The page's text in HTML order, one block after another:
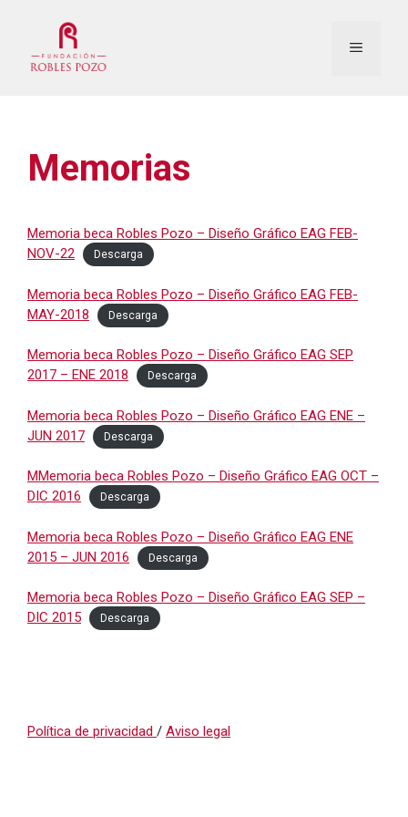
Menú
Memorias
Memoria beca Robles Pozo – Diseño Gráfico EAG FEB-
NOV-22
Descarga
Memoria beca Robles Pozo – Diseño Gráfico EAG FEB-
MAY-2018
Descarga
Memoria beca Robles Pozo – Diseño Gráfico EAG SEP
2017 – ENE 2018
Descarga
Memoria beca Robles Pozo – Diseño Gráfico EAG ENE –
JUN 2017
Descarga
MMemoria beca Robles Pozo – Diseño Gráfico EAG OCT –
DIC 2016
Descarga
Memoria beca Robles Pozo – Diseño Gráfico EAG ENE
2015 – JUN 2016
Descarga
Memoria beca Robles Pozo – Diseño Gráfico EAG SEP –
DIC 2015
Descarga
Política de privacidad / Aviso legal